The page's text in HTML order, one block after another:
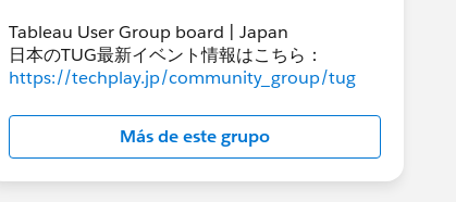
Tableau User Group board | Japan
日本のTUG最新イベント情報はこちら：
https://techplay.jp/community_group/tug
Más de este grupo